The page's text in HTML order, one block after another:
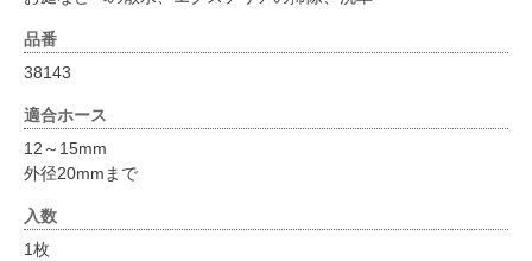
品番
38143
適合ホース
12～15mm
外径20mmまで
入数
1枚